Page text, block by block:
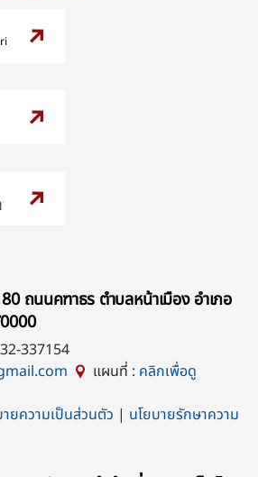
ถนนคฑาธร ตำบลหน้าเมือง อำเภอ
337154
แผนที่ : คลิกเพื่อดู
ยความเป็นส่วนตัว | นโยบายรักษาความ